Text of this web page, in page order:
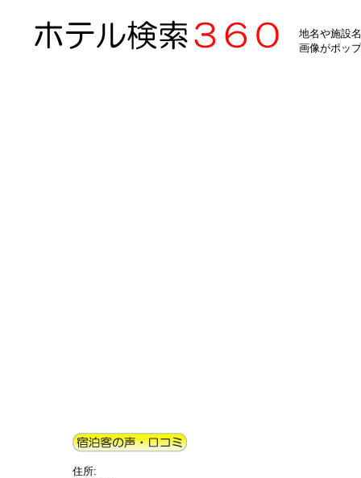
地名や施設
画像がポッ
住所: